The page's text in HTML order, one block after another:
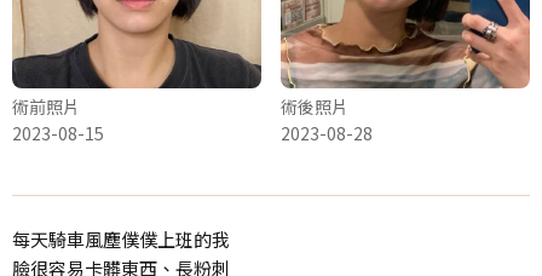
術前照片
2023-08-15
術後照片
2023-08-28
每天騎車風塵僕僕上班的我
臉很容易卡髒東西、長粉刺